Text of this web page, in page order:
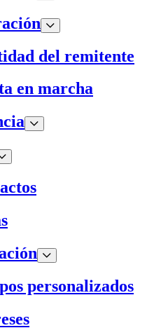
del remitente
en marcha
personalizados